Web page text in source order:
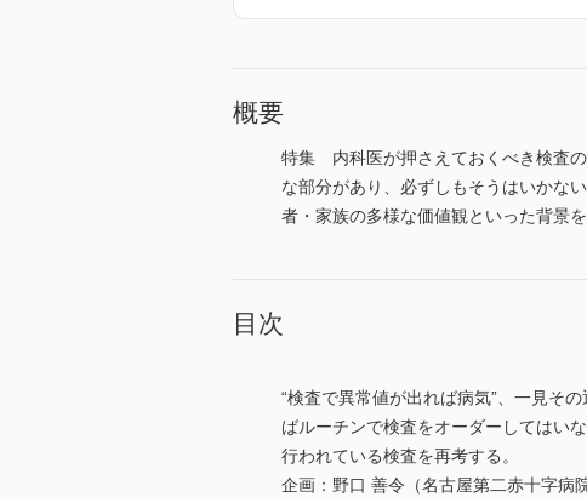
概要
特集 内科医が押さえておくべき検査の
な部分があり、必ずしもそうはいかな
者・家族の多様な価値観といった背景
目次
“検査で異常値が出れば病気”、一見そ
ばルーチンで検査をオーダーしてはい
行われている検査を再考する。
企画：野口 善令（名古屋第二赤十字病